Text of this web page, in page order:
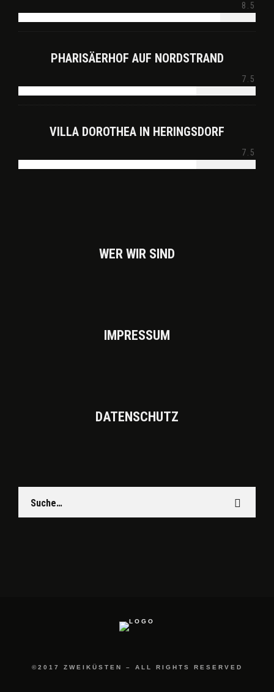
8.5
PHARISÄERHOF AUF NORDSTRAND
7.5
VILLA DOROTHEA IN HERINGSDORF
7.5
WER WIR SIND
IMPRES­SUM
DATEN­SCHUTZ
©2017 ZWEIKÜSTEN – ALL RIGHTS RESERVED